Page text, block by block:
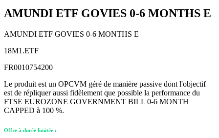
AMUNDI ETF GOVIES 0-6 MONTHS E
AMUNDI ETF GOVIES 0-6 MONTHS E
18M1.ETF
FR0010754200
Le produit est un OPCVM géré de manière passive dont l'objectif
est de répliquer aussi fidèlement que possible la performance du
FTSE EUROZONE GOVERNMENT BILL 0-6 MONTH
CAPPED à 100 %.
Offre à durée limitée :